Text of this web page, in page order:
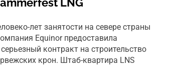
лет занятости на севере страны
Equinor предоставила
контракт на строительство
крон. Штаб-квартира LNS